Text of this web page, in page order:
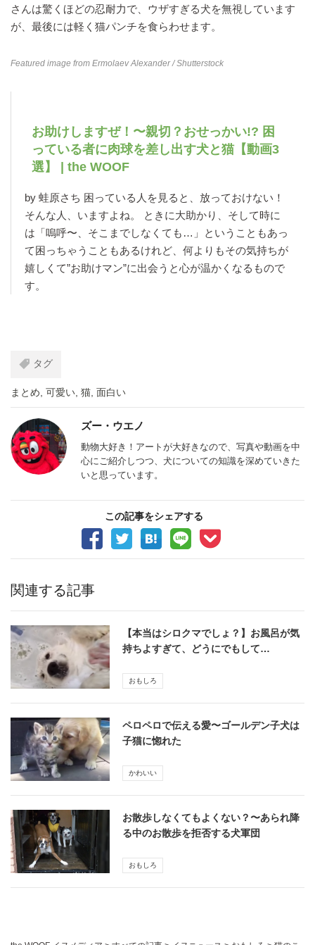
さんは驚くほどの忍耐力で、ウザすぎる犬を無視しています
が、最後には軽く猫パンチを食らわせます。
Featured image from Ermolaev Alexander/ Shutterstock
お助けしますぜ！〜親切？おせっかい!? 困
っている者に肉球を差し出す犬と猫【動画3
選】 | the WOOF
by 蛙原さち 困っている人を見ると、放っておけない！
そんな人、いますよね。 ときに大助かり、そして時に
は「嗚呼〜、そこまでしなくても…」ということもあっ
て困っちゃうこともあるけれど、何よりもその気持ちが
嬉しくて”お助けマン”に出会うと心が温かくなるもので
す。
タグ
まとめ 可愛い 猫 面白い
ズー・ウエノ
動物大好き！アートが大好きなので、写真や動画を中
心にご紹介しつつ、犬についての知識を深めていきた
いと思っています。
この記事をシェアする
関連する記事
【本当はシロクマでしょ？】お風呂が気
持ちよすぎて、どうにでもして…
おもしろ
ペロペロで伝える愛〜ゴールデン子犬は
子猫に惚れた
かわいい
お散歩しなくてもよくない？〜あられ降
る中のお散歩を拒否する犬軍団
おもしろ